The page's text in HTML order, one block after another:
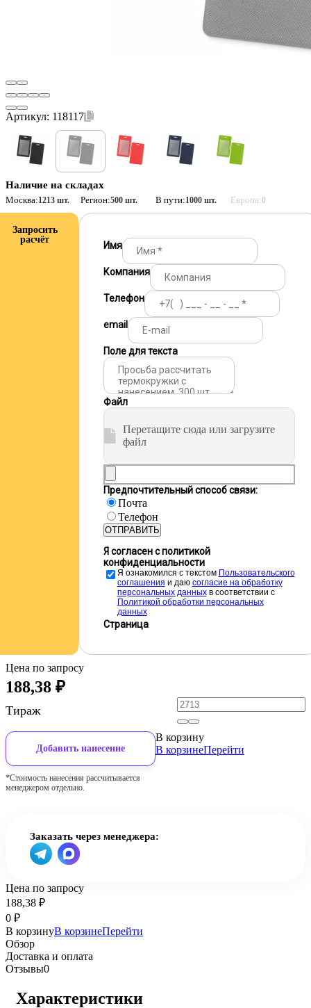
Артикул: 118117
Наличие на складах
Москва:1213 шт. Регион:500 шт. В пути:1000 шт. Европа:0
Запросить
расчёт
Имя
Компания
Телефон
email
Поле для текста
Файл
Перетащите сюда или загрузите
файл
Предпочтительный способ связи:
Почта
Телефон
ОТПРАВИТЬ
Я согласен с политикой
конфиденциальности
Я ознакомился с текстом Пользовательского
соглашения и даю cогласие на обработку
персональных данныхв соответствии с
Политикой обработки персональных
данных
Страница
Цена по запросу
188,38 ₽
Тираж
Добавить нанесение
*Стоимость нанесения рассчитывается
менеджером отдельно.
В корзину
В корзинеПерейти
Заказать через менеджера:
Цена по запросу
188,38 ₽
0 ₽
В корзинуВ корзинеПерейти
Обзор
Доставка и оплата
Отзывы0
Характеристики